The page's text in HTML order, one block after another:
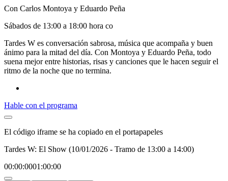
Con Carlos Montoya y Eduardo Peña
Sábados de 13:00 a 18:00 hora co
Tardes W es conversación sabrosa, música que acompaña y buen
ánimo para la mitad del día. Con Montoya y Eduardo Peña, todo
suena mejor entre historias, risas y canciones que le hacen seguir el
ritmo de la noche que no termina.
Hable con el programa
El código iframe se ha copiado en el portapapeles
Tardes W: El Show (10/01/2026 - Tramo de 13:00 a 14:00)
00:00:0001:00:00